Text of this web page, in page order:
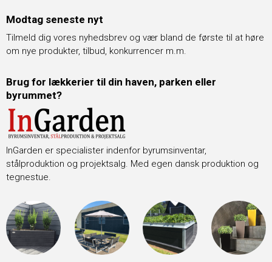
Modtag seneste nyt
Tilmeld dig vores nyhedsbrev og vær bland de første til at høre
om nye produkter, tilbud, konkurrencer m.m.
Brug for lækkerier til din haven, parken eller
byrummet?
InGarden er specialister indenfor byrumsinventar,
stålproduktion og projektsalg. Med egen dansk produktion og
tegnestue.